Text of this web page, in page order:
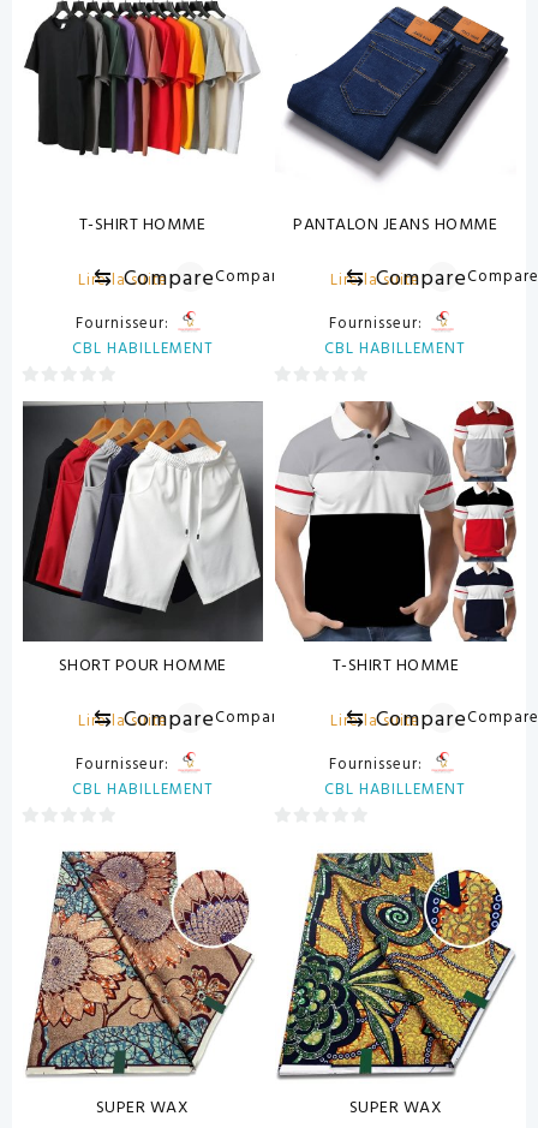
T-SHIRT HOMME
Lire la suite
⇆ CompareCompare
Fournisseur:
CBL HABILLEMENT
0
PANTALON JEANS HOMME
Lire la suite
⇆ Compare
Fournisseur:
CBL HABILLEMENT
SHORT POUR HOMME
Lire la suite
⇆ CompareCompare
Fournisseur:
CBL HABILLEMENT
T-SHIRT HOMME
Lire la suite
⇆ Compare
Fournisseur:
CBL HABILLEMENT
SUPER WAX SUPER WAX